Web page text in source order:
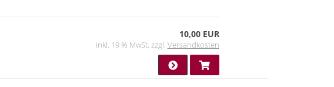
10,00 EUR
inkl. 19 % MwSt. zzgl. Versandkosten